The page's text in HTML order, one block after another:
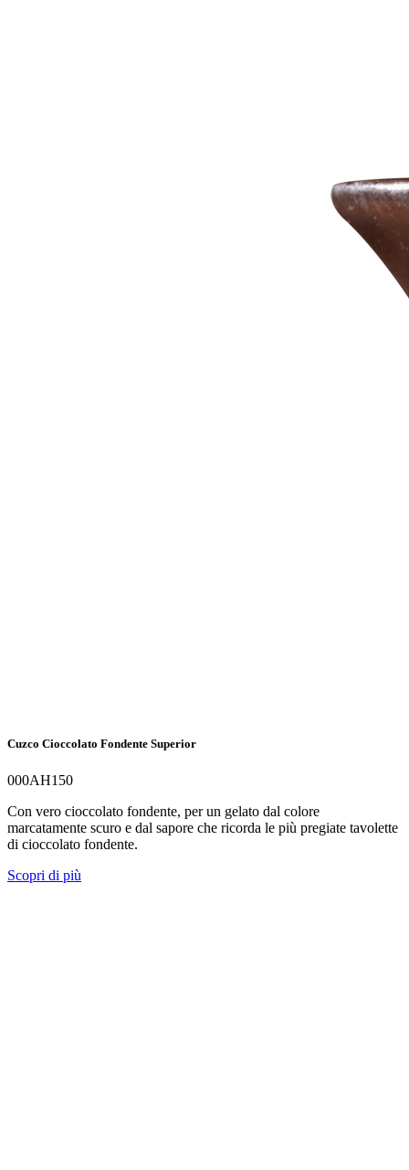
Cuzco Cioccolato Fondente Superior
000AH150
Con vero cioccolato fondente, per un gelato dal colore
marcatamente scuro e dal sapore che ricorda le più pregiate tavolette
di cioccolato fondente.
Scopri di più